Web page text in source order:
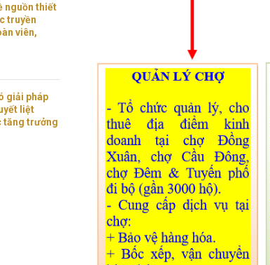
nguồn thiết
truyền
viên,
giải pháp
liệt
tăng trưởng